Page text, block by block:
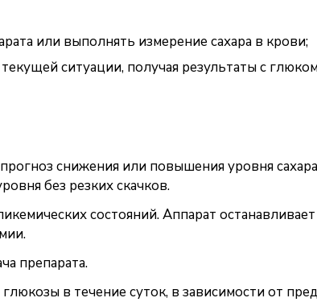
или выполнять измерение сахара в крови;
ситуации, получая результаты с
снижения или повышения уровня
без резких скачков.
состояний. Аппарат
препарата.
в течение суток, в зависимости от